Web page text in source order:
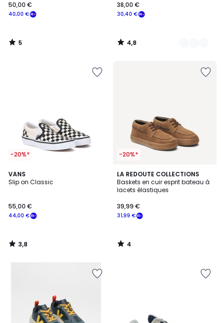
40,00 €
50,00 €
5
/
30,40 €
38,00 €
4,8
/
-20%*
VANS
Slip on Classic
44,00 €
55,00 €
3,8
/ 5
3,8
/
-20%*
LA REDOUTE COLLECTIONS
Baskets en cuir esprit bateau à
lacets élastiques
31,99 €
39,99 €
4
/
5
4
/